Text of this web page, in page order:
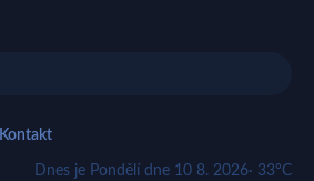
Kontakt
Dnes je Pondělí dne 10 8. 2026· 33°C